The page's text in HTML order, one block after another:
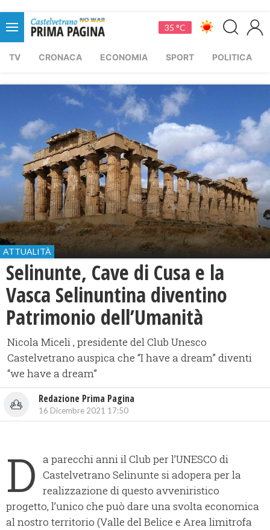
35 °C
TV CRONACA ECONOMIA SPORT POLITICA
ATTUALITÀ
Selinunte, Cave di Cusa e la
Vasca Selinuntina diventino
Patrimonio dell’Umanità
Nicola Miceli , presidente del Club Unesco
Castelvetrano auspica che “I have a dream” diventi
“we have a dream”
Redazione Prima Pagina
16 Dicembre 2021 17:50
D a parecchi anni il Club per l’UNESCO di
Castelvetrano Selinunte si adopera per la
realizzazione di questo avveniristico
progetto, l’unico che può dare una svolta economica
al nostro territorio (Valle del Belice e Area limitrofa